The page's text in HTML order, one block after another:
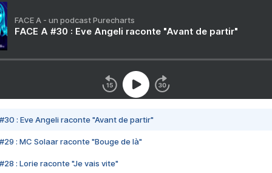
FACE A - un podcast Purecharts
FACE A #30 : Eve Angeli raconte "Avant de partir"
#30 : Eve Angeli raconte "Avant de partir"
#29 : MC Solaar raconte "Bouge de là"
#28 : Lorie raconte "Je vais vite"